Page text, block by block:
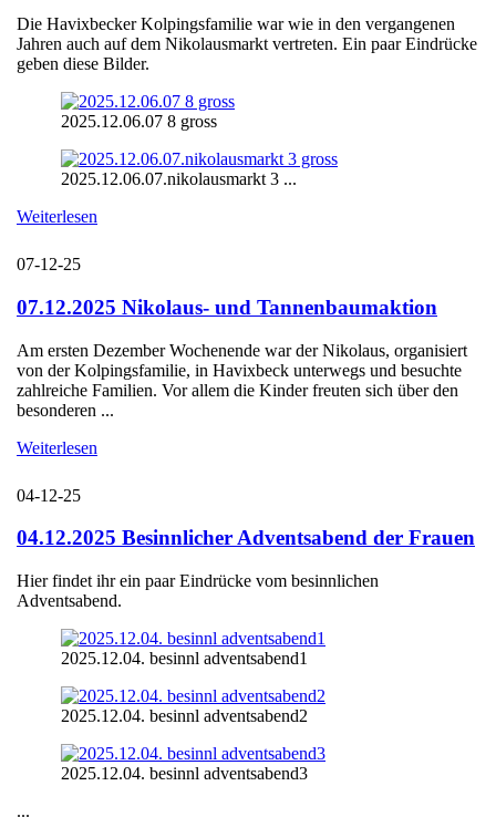
Die Havixbecker Kolpingsfamilie war wie in den vergangenen
Jahren auch auf dem Nikolausmarkt vertreten. Ein paar Eindrücke
geben diese Bilder.
2025.12.06.07 8 gross
2025.12.06.07.nikolausmarkt 3 ...
Weiterlesen
07-12-25
07.12.2025 Nikolaus- und Tannenbaumaktion
Am ersten Dezember Wochenende war der Nikolaus, organisiert
von der Kolpingsfamilie, in Havixbeck unterwegs und besuchte
zahlreiche Familien. Vor allem die Kinder freuten sich über den
besonderen ...
Weiterlesen
04-12-25
04.12.2025 Besinnlicher Adventsabend der Frauen
Hier findet ihr ein paar Eindrücke vom besinnlichen
Adventsabend.
2025.12.04. besinnl adventsabend1
2025.12.04. besinnl adventsabend2
2025.12.04. besinnl adventsabend3
...